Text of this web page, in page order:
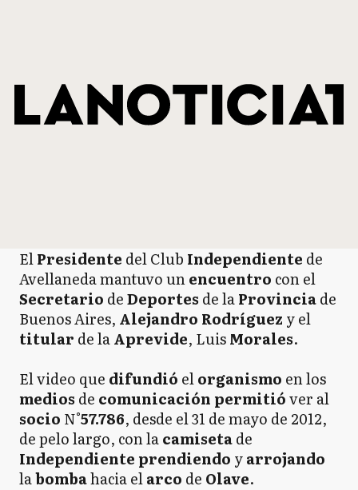
ElPresidente del Club Independiente de
Avellaneda mantuvo unencuentro con el
Secretario deDeportes de laProvinciade
Buenos Aires, Alejandro Rodríguez y el
titular de laAprevide, LuisMorales.
El video que difundió elorganismo en los
medios de comunicación permitióver al
socio N°57.786, desde el 31 de mayo de 2012,
de pelo largo, con lacamisetade
Independiente prendiendo yarrojando
labombahacia elarco de Olave.